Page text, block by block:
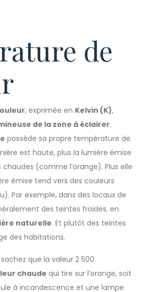
de
, exprimée en Kelvin (K),
de la zone à éclairer.
possède sa propre température de
est haute, plus la lumière émise
(comme l’orange). Plus elle
émise tend vers des couleurs
Par exemple, dans des locaux de
des teintes froides, en
naturelle. Et plutôt des teintes
des habitations.
que la valeur 2 500
chaude qui tire sur l’orange, soit
à incandescence et une lampe